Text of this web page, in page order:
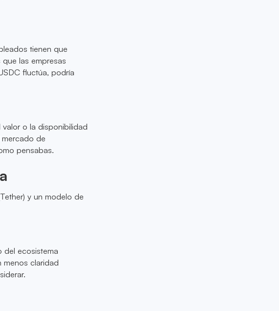
tienen que
las empresas
fluctúa, podría
o la disponibilidad
de
pensabas.
y un modelo de
del ecosistema
menos claridad